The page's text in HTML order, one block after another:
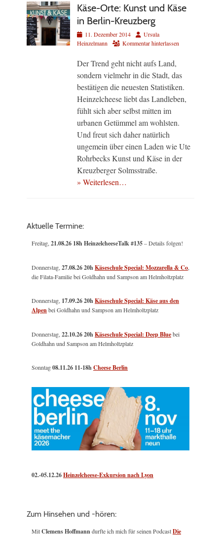
Käse-Orte: Kunst und Käse
in Berlin-Kreuzberg
Veröffentlicht
am
11. Dezember 2014 AutorUrsula
Heinzelmann
Kommentar hinterlassen
Der Trend geht nicht aufs Land,
sondern vielmehr in die Stadt, das
bestätigen die neuesten Statistiken.
Heinzelcheese liebt das Landleben,
fühlt sich aber selbst mitten im
urbanen Getümmel am wohlsten.
Und freut sich daher natürlich
ungemein über einen Laden wie Ute
Rohrbecks Kunst und Käse in der
Kreuzberger Solmsstraße.
» Weiterlesen…
Aktuelle Termine:
Freitag,21.08.26 18h HeinzelcheeseTalk #135– Details folgen!
Donnerstag,27.08.26 20hKäseschule Special: Mozzarella & Co,
die Filata-Familie bei Goldhahn und Sampson am Helmholtzplatz
Donnerstag, 17.09.26 20hKäseschule Special: Käse aus den
Alpenbei Goldhahn und Sampson am Helmholtzplatz
Donnerstag,22.10.26 20hKäseschule Special: Deep Bluebei
Goldhahn und Sampson am Helmholtzplatz
Sonntag08.11.26 11-18hCheese Berlin
02.-05.12.26Heinzelcheese-Exkursion nach Lyon
Zum Hinsehen und -hören:
MitClemens Hoffmanndurfte ich mich für seinen PodcastDie